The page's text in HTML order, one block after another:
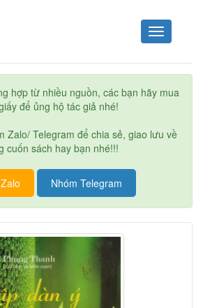
Toggle
navigation
hợp từ nhiều nguồn, các bạn hãy mua
để ủng hộ tác giả nhé!
Zalo/ Telegram để chia sẻ, giao lưu về
cuốn sách hay bạn nhé!!!
Nhóm Telegram